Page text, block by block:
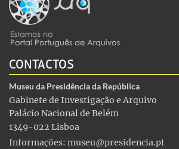
CONTACTOS
Museu da Presidência da República
Gabinete de Investigação e Arquivo
Palácio Nacional de Belém
1349-022 Lisboa
Informações: museu@presidencia.pt